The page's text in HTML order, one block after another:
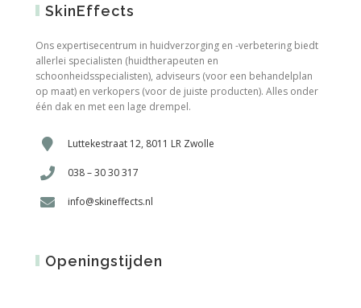
SkinEffects
Ons expertisecentrum in huidverzorging en -verbetering biedt
allerlei specialisten (huidtherapeuten en
schoonheidsspecialisten), adviseurs (voor een behandelplan
op maat) en verkopers (voor de juiste producten). Alles onder
één dak en met een lage drempel.
Luttekestraat 12, 8011 LR Zwolle
038 – 30 30 317
info@skineffects.nl
Openingstijden